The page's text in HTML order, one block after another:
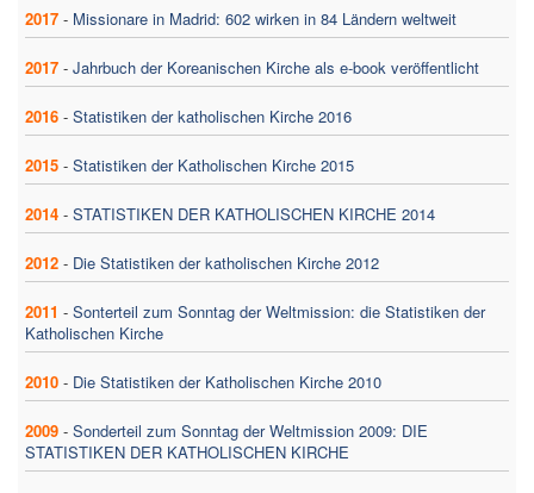
2017 - Missionare in Madrid: 602 wirken in 84 Ländern weltweit
2017 - Jahrbuch der Koreanischen Kirche als e-book veröffentlicht
2016 - Statistiken der katholischen Kirche 2016
2015 - Statistiken der Katholischen Kirche 2015
2014 - STATISTIKEN DER KATHOLISCHEN KIRCHE 2014
2012 - Die Statistiken der katholischen Kirche 2012
2011 - Sonterteil zum Sonntag der Weltmission: die Statistiken der
Katholischen Kirche
2010 - Die Statistiken der Katholischen Kirche 2010
2009 - Sonderteil zum Sonntag der Weltmission 2009: DIE
STATISTIKEN DER KATHOLISCHEN KIRCHE